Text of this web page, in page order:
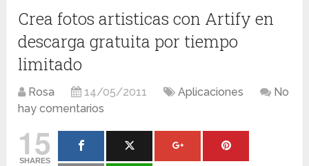
Crea fotos artisticas con Artify en
descarga gratuita por tiempo
limitado
Rosa 14/05/2011 Aplicaciones
No
hay comentarios
15
SHARES